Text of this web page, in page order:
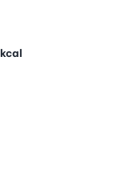
kcal
sur